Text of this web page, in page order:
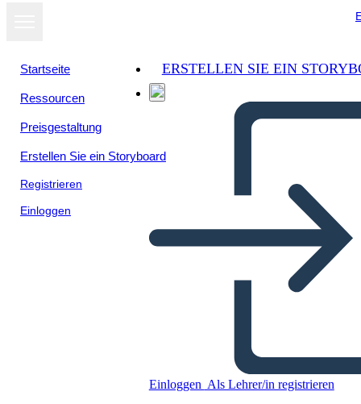
Startseite
Ressourcen
Preisgestaltung
Erstellen Sie ein Storyboard
Registrieren
Einloggen
ERSTELLEN SIE EIN
Einloggen Als Lehrer/in registrieren
Schiavitù: Harriet Tubman